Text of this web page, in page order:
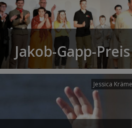
Jakob-Gapp-Preis
Jessica